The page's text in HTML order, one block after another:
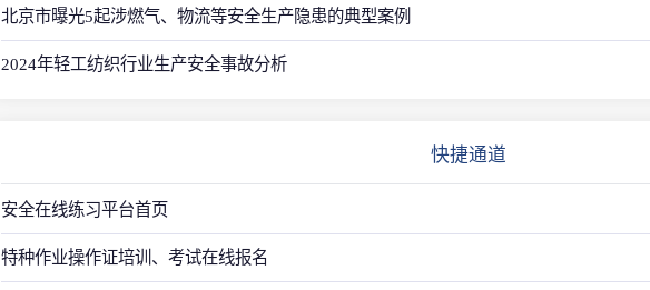
北京市曝光5起涉燃气、物流等安全生产隐患的典型案例
2024年轻工纺织行业生产安全事故分析
快捷通道
安全在线练习平台首页
特种作业操作证培训、考试在线报名